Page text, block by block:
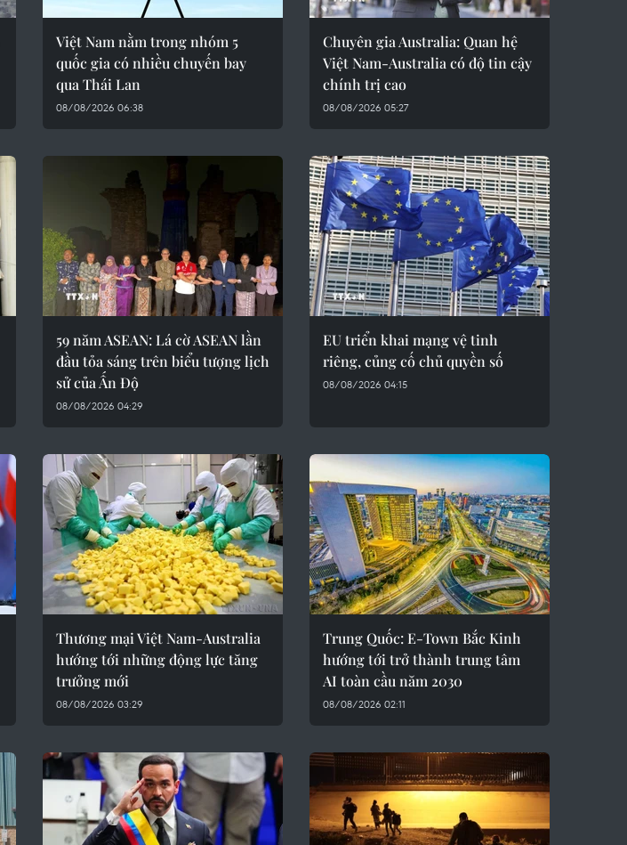
Việt Nam nằm trong nhóm 5
quốc gia có nhiều chuyến bay
qua Thái Lan
08/08/2026 06:38
Chuyên gia Australia: Quan hệ
Việt Nam-Australia có độ tin cậy
chính trị cao
08/08/2026 05:27
59 năm ASEAN: Lá cờ ASEAN lần
đầu tỏa sáng trên biểu tượng lịch
sử của Ấn Độ
08/08/2026 04:29
EU triển khai mạng vệ tinh
riêng, củng cố chủ quyền số
08/08/2026 04:15
Thương mại Việt Nam-Australia
hướng tới những động lực tăng
trưởng mới
08/08/2026 03:29
Trung Quốc: E-Town Bắc Kinh
hướng tới trở thành trung tâm
AI toàn cầu năm 2030
08/08/2026 02:11